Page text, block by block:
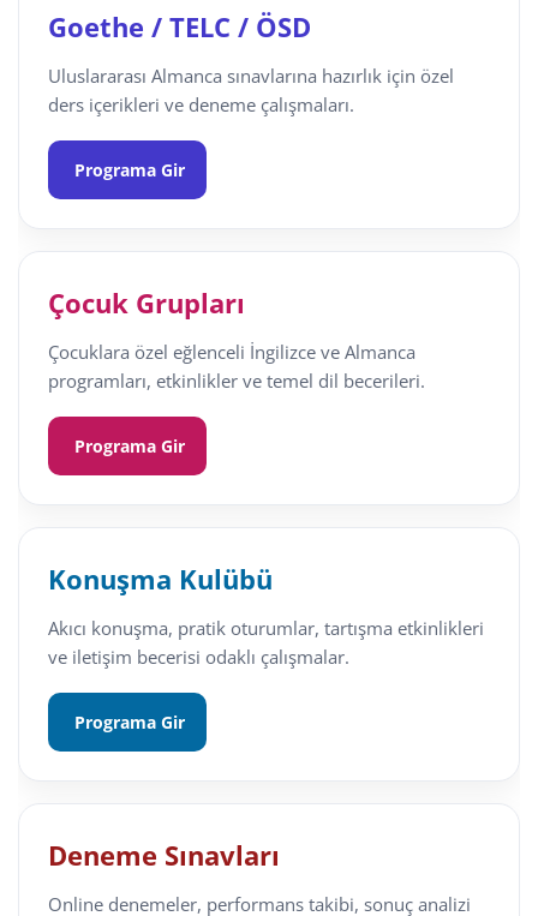
Goethe / TELC / ÖSD
Uluslararası Almanca sınavlarına hazırlık için özel
ders içerikleri ve deneme çalışmaları.
Programa Gir
Çocuk Grupları
Çocuklara özel eğlenceli İngilizce ve Almanca
programları, etkinlikler ve temel dil becerileri.
Programa Gir
Konuşma Kulübü
Akıcı konuşma, pratik oturumlar, tartışma etkinlikleri
ve iletişim becerisi odaklı çalışmalar.
Programa Gir
Deneme Sınavları
Online denemeler, performans takibi, sonuç analizi